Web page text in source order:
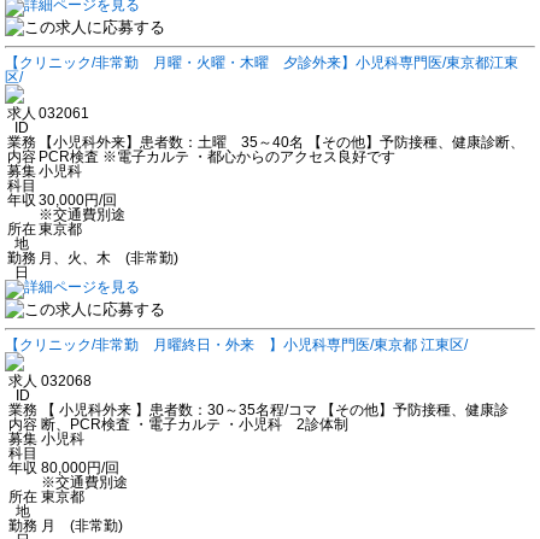
【クリニック/非常勤 月曜・火曜・木曜 夕診外来】小児科専門医/東京都江東
区/
求人
ID
032061
業務
内容
【小児科外来】患者数：土曜 35～40名 【その他】予防接種、健康診断、
PCR検査 ※電子カルテ ・都心からのアクセス良好です
募集
科目
小児科
年収 30,000円/回
※交通費別途
所在
地
東京都
勤務
日
月、火、木 (非常勤)
【クリニック/非常勤 月曜終日・外来 】小児科専門医/東京都 江東区/
求人
ID
032068
業務
内容
【 小児科外来 】患者数：30～35名程/コマ 【その他】予防接種、健康診
断、PCR検査 ・電子カルテ ・小児科 2診体制
募集
科目
小児科
年収 80,000円/回
※交通費別途
所在
地
東京都
勤務 月 (非常勤)